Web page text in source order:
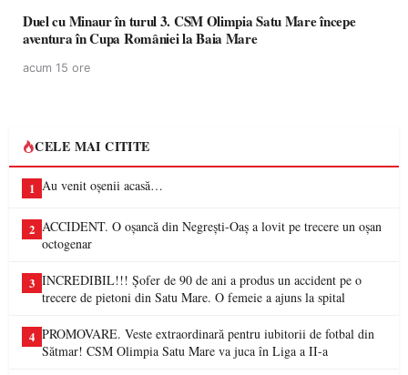
Duel cu Minaur în turul 3. CSM Olimpia Satu Mare începe
aventura în Cupa României la Baia Mare
acum 15 ore
CELE MAI CITITE
1 Au venit oșenii acasă…
2 ACCIDENT. O oșancă din Negrești-Oaș a lovit pe trecere un oșan
octogenar
3 INCREDIBIL!!! Șofer de 90 de ani a produs un accident pe o
trecere de pietoni din Satu Mare. O femeie a ajuns la spital
4 PROMOVARE. Veste extraordinară pentru iubitorii de fotbal din
Sătmar! CSM Olimpia Satu Mare va juca în Liga a II-a